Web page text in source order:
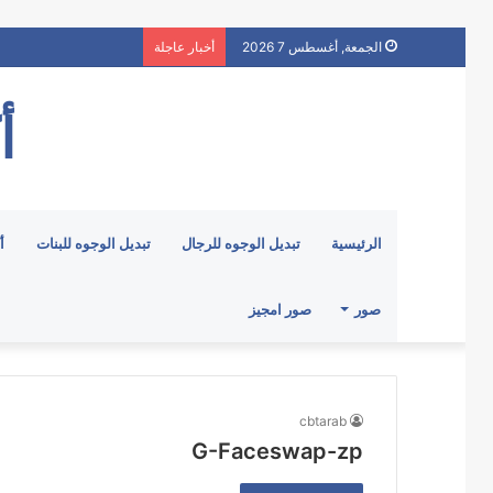
الجمعة, أغسطس 7 2026 أخبار عاجلة
الرئيسية تبديل الوجوه للرجال تبديل الوجوه للبنات
صور صور امجيز
cbtarab
G-Faceswap-zp